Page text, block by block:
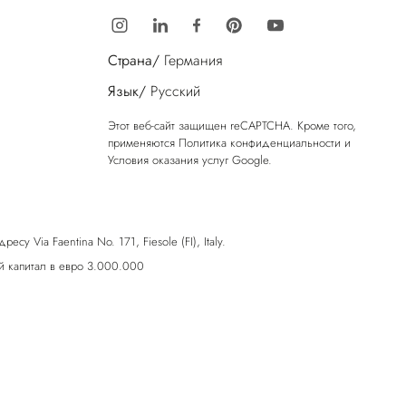
Страна/ Германия
Язык/ Русский
Этот веб-сайт защищен reCAPTCHA. Кроме того,
применяются Политика конфиденциальности и
Условия оказания услуг Google.
Via Faentina No. 171, Fiesole (FI), Italy.
капитал в евро 3.000.000